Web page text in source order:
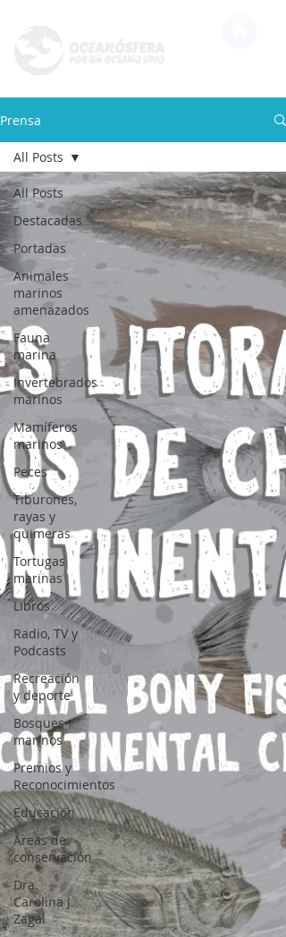
Prensa
All Posts
Destacadas
Portadas
Animales
marinos
amenazados
Fauna
marina
Invertebrados
marinos
Mamíferos
marinos
Peces
Tiburones,
rayas y
quimeras
Tortugas
marinas
Libros
Radio, TV y
Podcasts
Recreación
y deporte
Bosques
marinos
Premios y
Reconocimientos
Educación
Áreas de
conservación
Dra.
Carolina J.
Zagal
All Posts